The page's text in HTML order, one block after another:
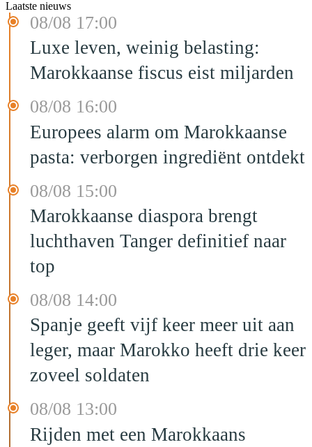
Laatste nieuws
08/08 17:00
Luxe leven, weinig belasting:
Marokkaanse fiscus eist miljarden
08/08 16:00
Europees alarm om Marokkaanse
pasta: verborgen ingrediënt ontdekt
08/08 15:00
Marokkaanse diaspora brengt
luchthaven Tanger definitief naar
top
08/08 14:00
Spanje geeft vijf keer meer uit aan
leger, maar Marokko heeft drie keer
zoveel soldaten
08/08 13:00
Rijden met een Marokkaans